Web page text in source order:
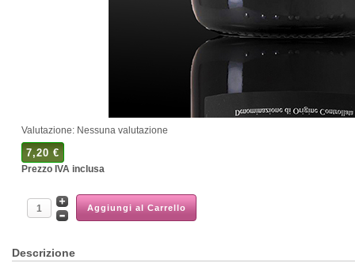
Valutazione: Nessuna valutazione
7,20 €
Prezzo IVA inclusa
Descrizione